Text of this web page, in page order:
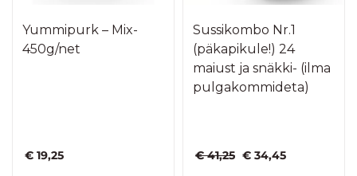
Yummipurk – Mix-
450g/net
€ 19,25
Sussikombo Nr.1
(päkapikule!) 24
maiust ja snäkki- (ilma
pulgakommideta)
€41,25 Algne
€ 34,45Praegune